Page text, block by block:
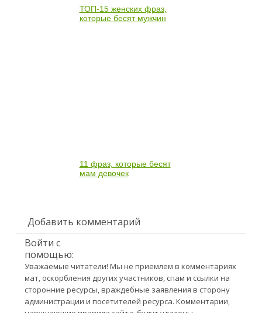
ТОП-15 женских фраз,
которые бесят мужчин
11 фраз, которые бесят
мам девочек
Добавить комментарий
Войти с
помощью:
Уважаемые читатели! Мы не приемлем в комментариях
мат, оскорбления других участников, спам и ссылки на
сторонние ресурсы, враждебные заявления в сторону
администрации и посетителей ресурса. Комментарии,